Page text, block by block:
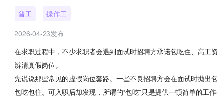
普工 操作工
2026-04-23发布
在求职过程中，不少求职者会遇到面试时招聘方承诺包吃住、高
辨清真假岗位。
先说说那些常见的虚假岗位套路。一些不良招聘方会在面试时抛
包吃包住。可入职后却发现，所谓的“包吃”只是提供一顿简单的工